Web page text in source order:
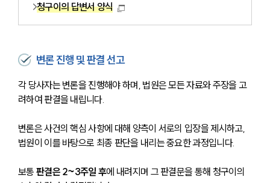
업무사례
주요 업무사례
사례분석/최신동향
법률정보
법률지식인
구성원 소개
채권추심전문변호사
청구이의 답변서 양식
변론 진행 및 판결 선고
각 당사자는 변론을 진행해야 하며, 법원은 모든 자료와 주장을 고
려하여 판결을 내립니다.
변론은 사건의 핵심 사항에 대해 양측이 서로의 입장을 제시하고,
법원이 이를 바탕으로 최종 판단을 내리는 중요한 과정입니다.
보통 판결은 2~3주일 후에 내려지며 그 판결문을 통해 청구이의